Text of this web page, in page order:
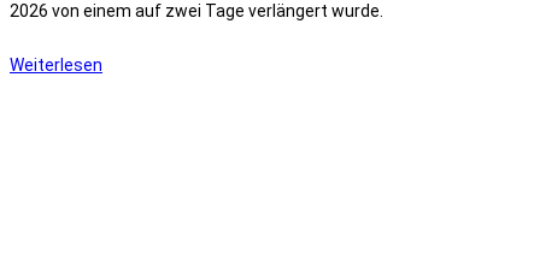
2026 von einem auf zwei Tage verlängert wurde.
Weiterlesen